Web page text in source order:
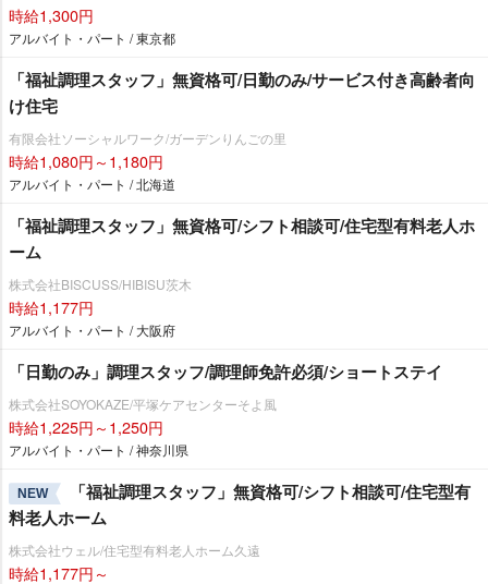
時給1,300円
アルバイト・パート / 東京都
「福祉調理スタッフ」無資格可/日勤のみ/サービス付き高齢者向
け住宅
有限会社ソーシャルワーク/ガーデンりんごの里
時給1,080円～1,180円
アルバイト・パート / 北海道
「福祉調理スタッフ」無資格可/シフト相談可/住宅型有料老人ホ
ーム
株式会社BISCUSS/HIBISU茨木
時給1,177円
アルバイト・パート / 大阪府
「日勤のみ」調理スタッフ/調理師免許必須/ショートステイ
株式会社SOYOKAZE/平塚ケアセンターそよ風
時給1,225円～1,250円
アルバイト・パート / 神奈川県
NEW
「福祉調理スタッフ」無資格可/シフト相談可/住宅型有
料老人ホーム
株式会社ウェル/住宅型有料老人ホーム久遠
時給1,177円～